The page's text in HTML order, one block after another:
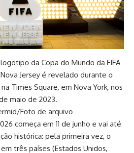
da Copa do Mundo da FIFA
Jersey é revelado durante o
Times Square, em Nova York, nos
maio de 2023.
Foto de arquivo
começa em 11 de junho e vai até
histórica: pela primeira vez, o
três países (Estados Unidos,